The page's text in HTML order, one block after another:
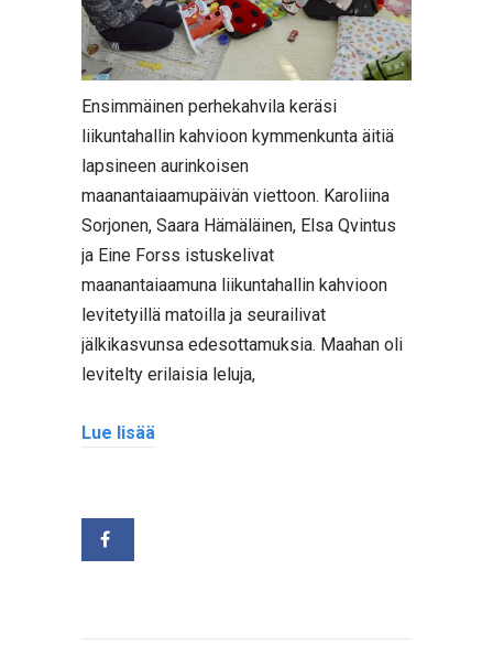
Ensimmäinen perhekahvila keräsi
liikuntahallin kahvioon kymmenkunta äitiä
lapsineen aurinkoisen
maanantaiaamupäivän viettoon. Karoliina
Sorjonen, Saara Hämäläinen, Elsa Qvintus
ja Eine Forss istuskelivat
maanantaiaamuna liikuntahallin kahvioon
levitetyillä matoilla ja seurailivat
jälkikasvunsa edesottamuksia. Maahan oli
levitelty erilaisia leluja,
Lue lisää